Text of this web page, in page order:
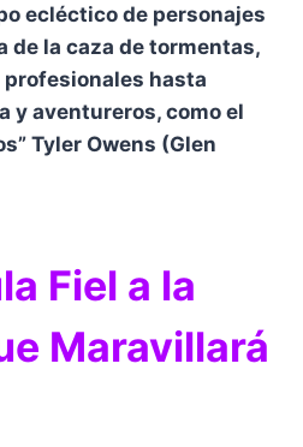
ecléctico de personajes
de la caza de tormentas,
hasta
y aventureros, como el
Tyler Owens (Glen
Fiel a la
Maravillará